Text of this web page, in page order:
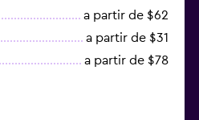
a partir de $62
a partir de $31
a partir de $78